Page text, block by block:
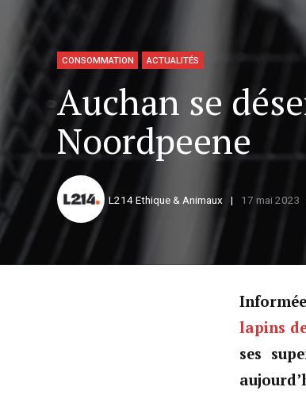
CONSOMMATION ACTUALITÉS
Auchan se
Noordpeene
L214 Ethique & Animaux 17 mai 2023
lapins
ses